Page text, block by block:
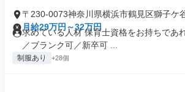
〒230-0073神奈川県横浜市鶴見区獅子ケ
月給29万円～32万円
求めている人材 保育士資格をお持ちであ
／ブランク可／新卒可 ...
制服あり +28個